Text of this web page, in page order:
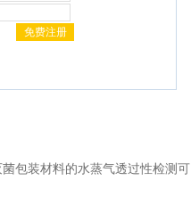
包装材料的水蒸气透过性检测可